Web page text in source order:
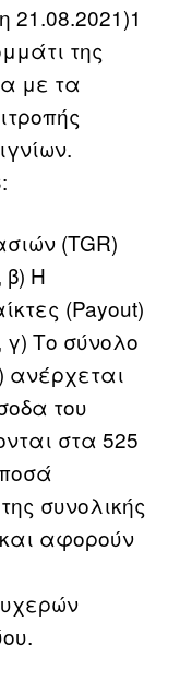
21.08.2021)1
της
με τα
(TGR)
β) Η
(Payout)
Το σύνολο
ανέρχεται
του
στα 525
συνολικής
αφορούν